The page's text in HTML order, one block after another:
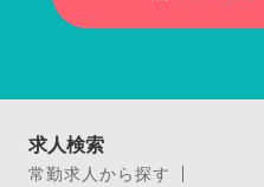
求人検索
常勤求人から探す